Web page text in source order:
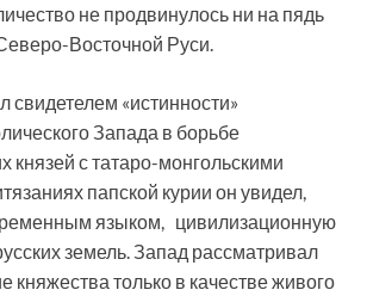
не продвинулось ни на пядь
Восточной Руси.
свидетелем «истинности»
Запада в борьбе
князей с татаро-монгольскими
папской курии он увидел,
языком, цивилизационную
земель. Запад рассматривал
княжества только в качестве живого